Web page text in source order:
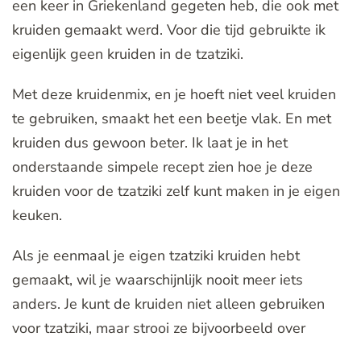
een keer in Griekenland gegeten heb, die ook met
kruiden gemaakt werd. Voor die tijd gebruikte ik
eigenlijk geen kruiden in de tzatziki.
Met deze kruidenmix, en je hoeft niet veel kruiden
te gebruiken, smaakt het een beetje vlak. En met
kruiden dus gewoon beter. Ik laat je in het
onderstaande simpele recept zien hoe je deze
kruiden voor de tzatziki zelf kunt maken in je eigen
keuken.
Als je eenmaal je eigen tzatziki kruiden hebt
gemaakt, wil je waarschijnlijk nooit meer iets
anders. Je kunt de kruiden niet alleen gebruiken
voor tzatziki, maar strooi ze bijvoorbeeld over